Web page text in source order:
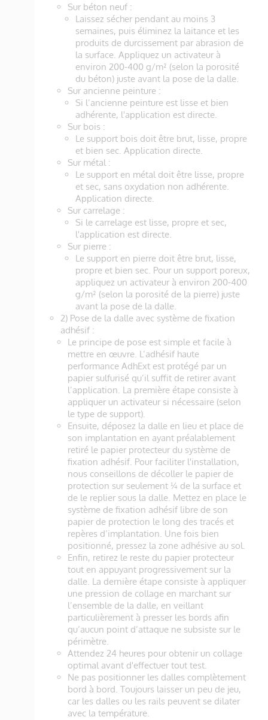
Sur béton neuf :
Laissez sécher pendant au moins 3
semaines, puis éliminez la laitance et les
produits de durcissement par abrasion de
la surface. Appliquez un activateur à
environ 200-400 g/m² (selon la porosité
du béton) juste avant la pose de la dalle.
Sur ancienne peinture :
Si l’ancienne peinture est lisse et bien
adhérente, l'application est directe.
Sur bois :
Le support bois doit être brut, lisse, propre
et bien sec. Application directe.
Sur métal :
Le support en métal doit être lisse, propre
et sec, sans oxydation non adhérente.
Application directe.
Sur carrelage :
Si le carrelage est lisse, propre et sec,
l'application est directe.
Sur pierre :
Le support en pierre doit être brut, lisse,
propre et bien sec. Pour un support poreux,
appliquez un activateur à environ 200-400
g/m² (selon la porosité de la pierre) juste
avant la pose de la dalle.
2) Pose de la dalle avec système de fixation
adhésif :
Le principe de pose est simple et facile à
mettre en œuvre. L’adhésif haute
performance AdhExt est protégé par un
papier sulfurisé qu’il suffit de retirer avant
l’application. La première étape consiste à
appliquer un activateur si nécessaire (selon
le type de support).
Ensuite, déposez la dalle en lieu et place de
son implantation en ayant préalablement
retiré le papier protecteur du système de
fixation adhésif. Pour faciliter l'installation,
nous conseillons de décoller le papier de
protection sur seulement ¼ de la surface et
de le replier sous la dalle. Mettez en place le
système de fixation adhésif libre de son
papier de protection le long des tracés et
repères d’implantation. Une fois bien
positionné, pressez la zone adhésive au sol.
Enfin, retirez le reste du papier protecteur
tout en appuyant progressivement sur la
dalle. La dernière étape consiste à appliquer
une pression de collage en marchant sur
l’ensemble de la dalle, en veillant
particulièrement à presser les bords afin
qu’aucun point d’attaque ne subsiste sur le
périmètre.
Attendez 24 heures pour obtenir un collage
optimal avant d'effectuer tout test.
Ne pas positionner les dalles complètement
bord à bord. Toujours laisser un peu de jeu,
car les dalles ou les rails peuvent se dilater
avec la température.